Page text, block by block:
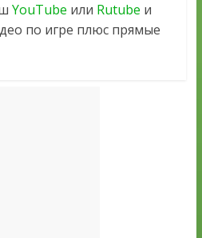
YouTube или Rutube и
по игре плюс прямые